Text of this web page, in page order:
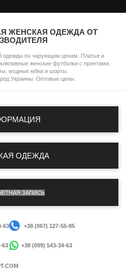
ЖЕНСКАЯ ОДЕЖДА ОТ
одежды по чарующим ценам. Платья и
женские футболки с принтами,
модные юбки и шорты.
Украины. Оптовые цены.
ОДЕЖДА
ЗАПИСЬ
63 +38 (067) 127-55-85
63 +38 (099) 543-34-63